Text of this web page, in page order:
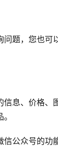
问题，您也可
信息、价格、
信公众号的功